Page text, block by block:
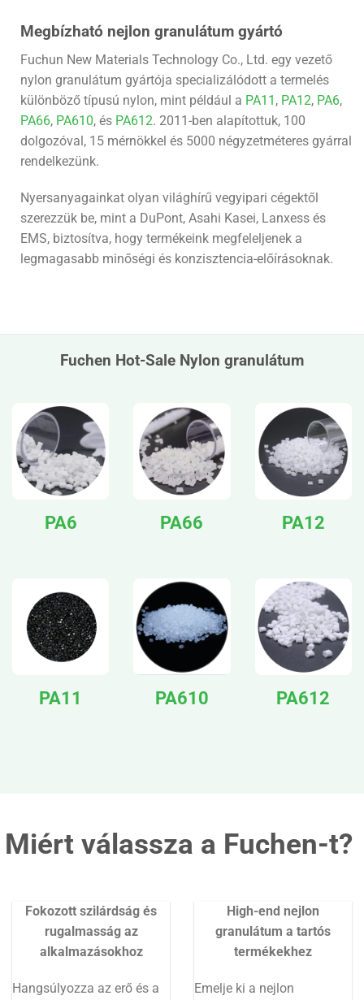
Megbízható nejlon granulátum gyártó
Fuchun New Materials Technology Co., Ltd. egy vezető
nylon granulátum gyártója specializálódott a termelés
különböző típusú nylon, mint például a PA11 , PA12, PA6,
PA66, PA610, és PA612. 2011-ben alapítottuk, 100
dolgozóval, 15 mérnökkel és 5000 négyzetméteres gyárral
rendelkezünk.
Nyersanyagainkat olyan világhírű vegyipari cégektől
szerezzük be, mint a DuPont, Asahi Kasei, Lanxess és
EMS, biztosítva, hogy termékeink megfeleljenek a
legmagasabb minőségi és konzisztencia-előírásoknak.
Fuchen Hot-Sale Nylon granulátum
PA6 PA66 PA12
PA11 PA610 PA612
Miért válassza a Fuchen-t?
Fokozott szilárdság és
rugalmasság az
alkalmazásokhoz
Hangsúlyozza az erő és a
High-end nejlon
granulátum a tartós
termékekhez
Emelje ki a nejlon